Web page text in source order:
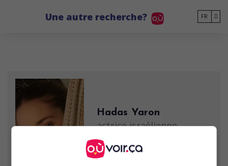
Une autre recherche? FR
Hadas Yaron
actrice israélienne
21 septembre 1990 (35 ans)